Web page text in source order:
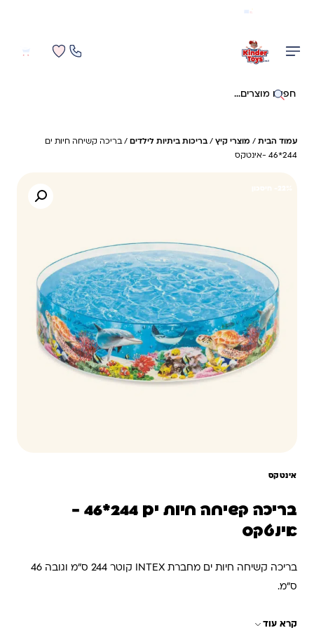
חיפוש באתר
עמוד הבית / מוצרי קיץ / בריכות ביתיות לילדים / בריכה קשיחה חיות ים
244*46 -אינטקס
אינטקס
בריכה קשיחה חיות ים 244*46 -
אינטקס
בריכה קשיחה חיות ים מחברת INTEX קוטר 244 ס"מ וגובה 46
ס"מ.
לימי הקיץ החמים!
קרא עוד